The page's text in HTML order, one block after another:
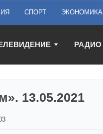
СПОРТ ЭКОНОМИКА
РАДИО
13.05.2021